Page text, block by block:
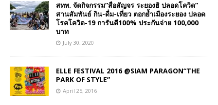
สทท. จัดกิจกรรม”สื่อสัญจร ระยองฮิ ปลอดโควิด”
สานสัมพันธ์ กิน-ดื่ม-เที่ยว ตอกย้ำเมืองระยอง ปลอด
โรคโควิด-19 การันตี100% ประกันจ่าย 100,000
บาท
July 30, 2020
ELLE FESTIVAL 2016 @SIAM PARAGON“THE
PARK OF STYLE”
April 25, 2016